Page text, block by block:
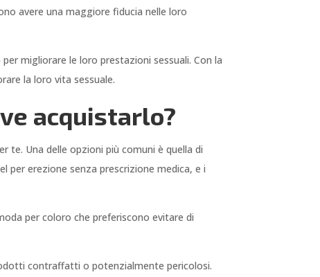
avere una maggiore fiducia nelle loro
migliorare le loro prestazioni sessuali. Con la
la loro vita sessuale.
acquistarlo?
te. Una delle opzioni più comuni è quella di
erezione senza prescrizione medica, e i
per coloro che preferiscono evitare di
contraffatti o potenzialmente pericolosi.